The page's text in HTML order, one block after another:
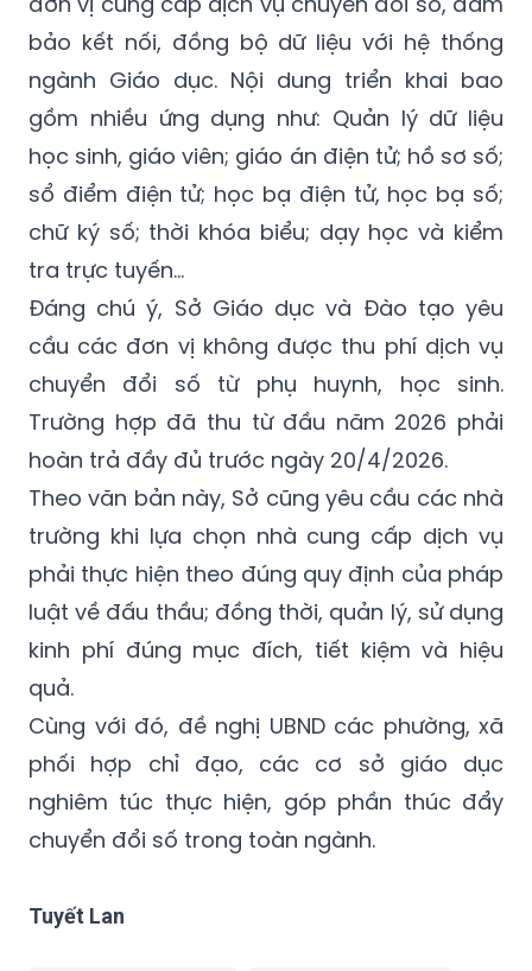
ngành Giáo dục. Nội dung triển khai bao
gồm nhiều ứng dụng như: Quản lý dữ liệu
học sinh, giáo viên; giáo án điện tử; hồ sơ số;
sổ điểm điện tử; học bạ điện tử, học bạ số;
chữ ký số; thời khóa biểu; dạy học và kiểm
tra trực tuyến…
Đáng chú ý, Sở Giáo dục và Đào tạo yêu
cầu các đơn vị không được thu phí dịch vụ
chuyển đổi số từ phụ huynh, học sinh.
Trường hợp đã thu từ đầu năm 2026 phải
hoàn trả đầy đủ trước ngày 20/4/2026.
Theo văn bản này, Sở cũng yêu cầu các nhà
trường khi lựa chọn nhà cung cấp dịch vụ
phải thực hiện theo đúng quy định của pháp
luật về đấu thầu; đồng thời, quản lý, sử dụng
kinh phí đúng mục đích, tiết kiệm và hiệu
quả.
Cùng với đó, đề nghị UBND các phường, xã
phối hợp chỉ đạo, các cơ sở giáo dục
nghiêm túc thực hiện, góp phần thúc đẩy
chuyển đổi số trong toàn ngành.
Tuyết Lan
miễn phí học bạ điện tử